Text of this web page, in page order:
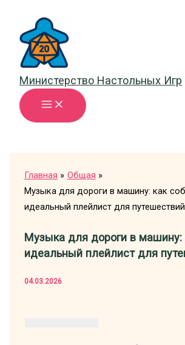
содержимому
Министерство Настольных Игр
Главная
Общая
Музыка для дороги в машину: как
идеальный плейлист для путешествий
Музыка для дороги в машину:
идеальный плейлист для
04.03.2026